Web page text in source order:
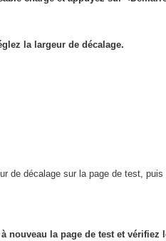
la largeur de décalage.
de décalage sur la page de test,
la page de test et vérifiez